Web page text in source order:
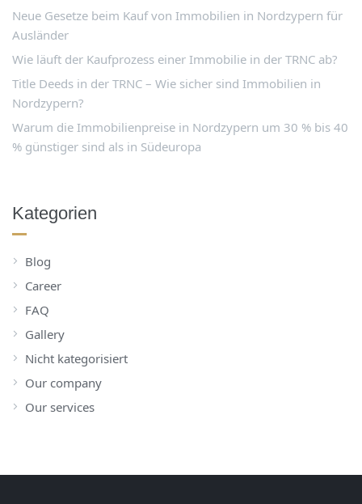
Neue Gesetze beim Kauf von Immobilien in Nordzypern für
Ausländer
Wie läuft der Kaufprozess einer Immobilie in der TRNC ab?
Title Deeds in der TRNC – Wie sicher sind Immobilien in
Nordzypern?
Warum die Immobilienpreise in Nordzypern um 30 % bis 40
% günstiger sind als in Südeuropa
Kategorien
Blog
Career
FAQ
Gallery
Nicht kategorisiert
Our company
Our services